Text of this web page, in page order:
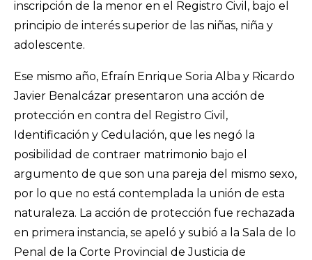
inscripción de la menor en el Registro Civil, bajo el
principio de interés superior de las niñas, niña y
adolescente.
Ese mismo año, Efraín Enrique Soria Alba y Ricardo
Javier Benalcázar presentaron una acción de
protección en contra del Registro Civil,
Identificación y Cedulación, que les negó la
posibilidad de contraer matrimonio bajo el
argumento de que son una pareja del mismo sexo,
por lo que no está contemplada la unión de esta
naturaleza. La acción de protección fue rechazada
en primera instancia, se apeló y subió a la Sala de lo
Penal de la Corte Provincial de Justicia de